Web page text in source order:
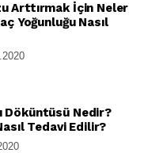
Arttırmak İçin Neler
Yoğunluğu Nasıl
Döküntüsü Nedir?
Tedavi Edilir?